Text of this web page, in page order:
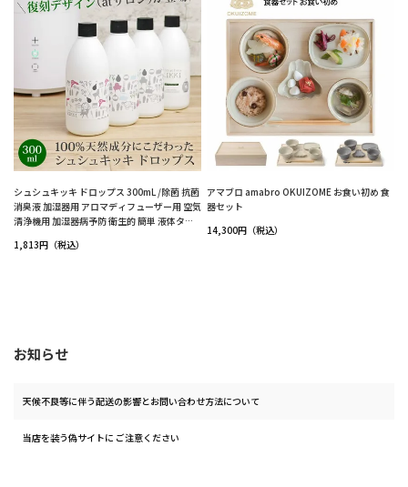
シュシュキッキ ドロップス 300mL /除菌 抗菌
消臭液 加湿器用 アロマディフューザー用 空気
清浄機用 加湿器病予防 衛生的 簡単 液体タイ
100％ 無香料
1,813円（税込）
アマブロ amabro OKUIZOME お食い初め 食
器セット
14,300円（税込）
お知らせ
天候不良等に伴う配送の影響とお問い合わせ方法について
当店を装う偽サイトに ご注意ください